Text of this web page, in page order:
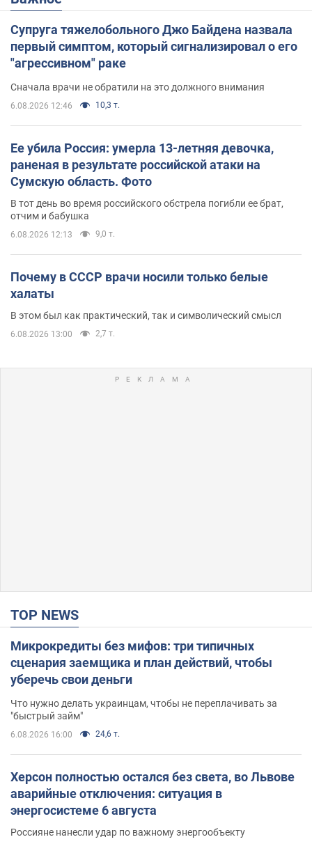
Супруга тяжелобольного Джо Байдена назвала
первый симптом, который сигнализировал о его
"агрессивном" раке
Сначала врачи не обратили на это должного внимания
6.08.2026 12:46 10,3 т.
Ее убила Россия: умерла 13-летняя девочка,
раненая в результате российской атаки на
Сумскую область. Фото
В тот день во время российского обстрела погибли ее брат,
отчим и бабушка
6.08.2026 12:13 9,0 т.
Почему в СССР врачи носили только белые
халаты
В этом был как практический, так и символический смысл
6.08.2026 13:00 2,7 т.
TOP NEWS
Микрокредиты без мифов: три типичных
сценария заемщика и план действий, чтобы
уберечь свои деньги
Что нужно делать украинцам, чтобы не переплачивать за
"быстрый займ"
6.08.2026 16:00 24,6 т.
Херсон полностью остался без света, во Львове
аварийные отключения: ситуация в
энергосистеме 6 августа
Россияне нанесли удар по важному энергообъекту